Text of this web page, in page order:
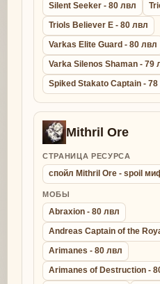
Silent Seeker - 80 лвл
Triols Believer E - 80 лвл
Varkas Elite Guard - 80 лвл
Varka Silenos Shaman - 79
Spiked Stakato Captain - 78
Mithril Ore
СТРАНИЦА РЕСУРСА
спойл Mithril Ore - spoil
МОБЫ
Abraxion - 80 лвл
Andreas Captain of the
Arimanes - 80 лвл
Arimanes of Destruction -